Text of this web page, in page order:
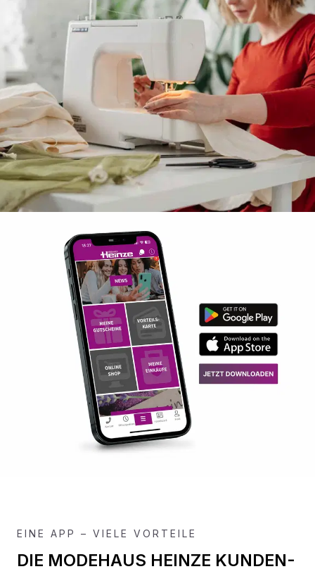
EINE APP – VIELE VORTEILE
DIE MODEHAUS HEINZE KUNDEN-